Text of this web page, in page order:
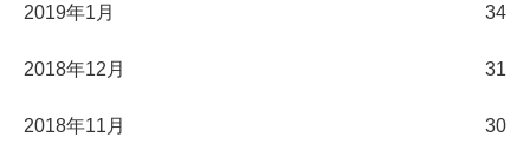
2019年1月 34
2018年12月 31
2018年11月 30